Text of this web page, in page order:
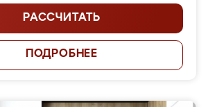
РАССЧИТАТЬ
ПОДРОБНЕЕ